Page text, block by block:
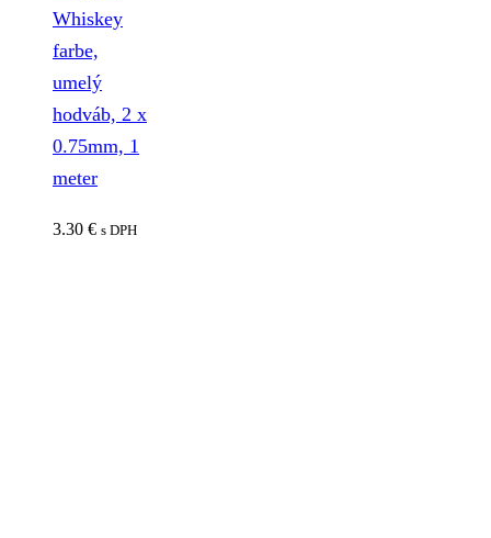
Whiskey
farbe,
umelý
hodváb, 2 x
0.75mm, 1
meter
3.30 € s DPH